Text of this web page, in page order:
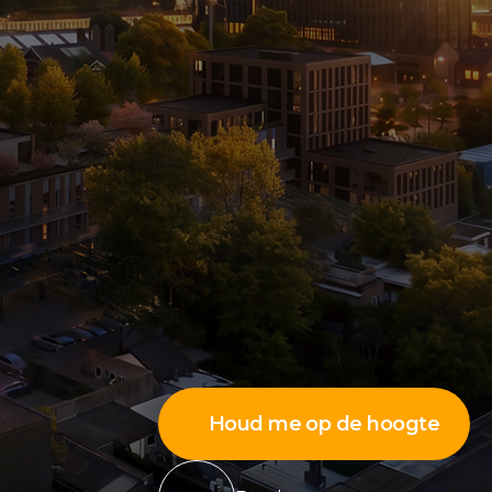
Houd me op de hoogte